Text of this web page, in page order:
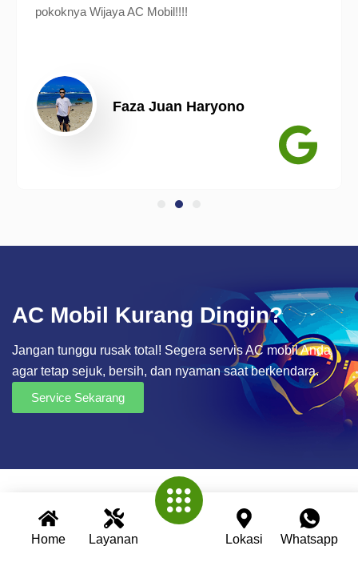
Home Layanan Lokasi Whatsapp
pokoknya Wijaya AC Mobil!!!!
Faza Juan Haryono
AC Mobil Kurang Dingin?
Jangan tunggu rusak total! Segera servis AC mobil Anda
agar tetap sejuk, bersih, dan nyaman saat berkendara.
Service Sekarang